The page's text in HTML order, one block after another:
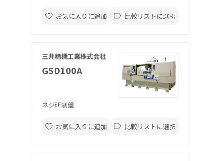
お気に入りに追加 比較リストに選択
三井精機工業株式会社
GSD100A
ネジ研削盤
お気に入りに追加 比較リストに選択